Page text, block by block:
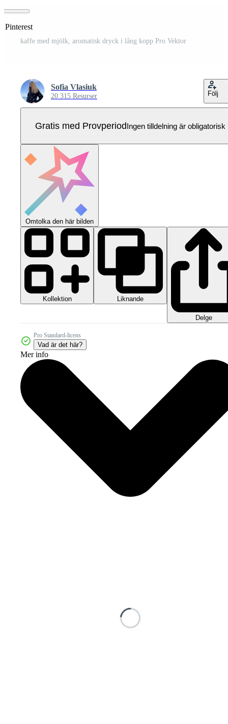
Pinterest
kaffe med mjölk, aromatisk dryck i lång kopp Pro Vektor
Sofia Vlasiuk
20 315 Resurser Följ
Gratis med ProvperiodIngen tilldelning är obligatorisk
Omtolka den här bilden
Kollektion Liknande
Delge
Pro Standard-licens
Vad är det här?
Mer info